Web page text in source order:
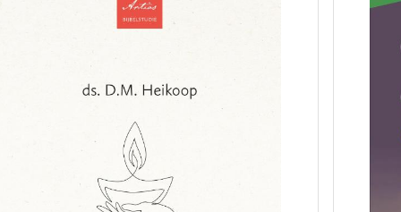
het
Apeldoorn.
IJssel.